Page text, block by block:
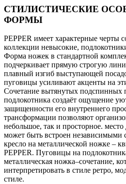
СТИЛИСТИЧЕСКИЕ
ФОРМЫ
PEPPER имеет характерные черты
коллекции невысокие,
Форма ножек в стандартной
подчеркивает прямую строгую
плавный изгиб выступающей
пуговицы усиливают акценты на
Сочетание вытянутых подспинных
подлокотника создаёт ощущение
защищенности его внутреннего
трансформации позволяют
небольшое, так и просторное.
может быть встроен
кресло на металлической ножке –
PEPPER. Пуговицы на
металлическая ножка–сочетание,
интерпретировать в стиле ретро,
стиле.